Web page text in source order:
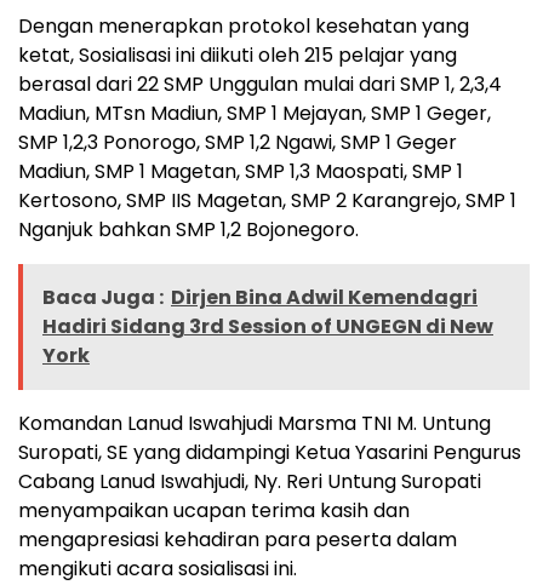
Dengan menerapkan protokol kesehatan yang
ketat, Sosialisasi ini diikuti oleh 215 pelajar yang
berasal dari 22 SMP Unggulan mulai dari SMP 1, 2,3,4
Madiun, MTsn Madiun, SMP 1 Mejayan, SMP 1 Geger,
SMP 1,2,3 Ponorogo, SMP 1,2 Ngawi, SMP 1 Geger
Madiun, SMP 1 Magetan, SMP 1,3 Maospati, SMP 1
Kertosono, SMP IIS Magetan, SMP 2 Karangrejo, SMP 1
Nganjuk bahkan SMP 1,2 Bojonegoro.
Baca Juga : Dirjen Bina Adwil Kemendagri
Hadiri Sidang 3rd Session of UNGEGN di New
York
Komandan Lanud Iswahjudi Marsma TNI M. Untung
Suropati, SE yang didampingi Ketua Yasarini Pengurus
Cabang Lanud Iswahjudi, Ny. Reri Untung Suropati
menyampaikan ucapan terima kasih dan
mengapresiasi kehadiran para peserta dalam
mengikuti acara sosialisasi ini.